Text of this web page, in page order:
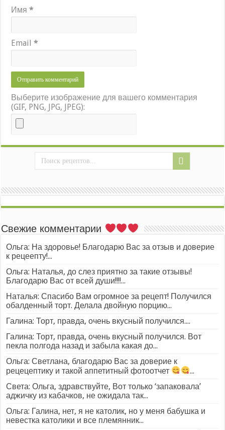
Имя*
Email*
Выберите изображение для вашего комментария
(GIF, PNG, JPG, JPEG):
Свежие комментарии
Ольга: На здоровье! Благодарю Вас за отзыв и доверие
к рецеепту!...
Ольга: Наталья, до слез приятно за такие отзывы!
Благодарю Вас от всей души!!!!...
Наталья: Спасибо Вам огромное за рецепт! Получился
обалденный торт. Делала двойную порцию...
Галина: Торт, правда, очень вкусный получился....
Галина: Торт, правда, очень вкусный получился. Вот
пекла полгода назад и забыла какая до...
Ольга: Светлана, благодарю Вас за доверие к
рецецептику и такой аппетитный фотоотчет
...
Света: Ольга, здравствуйте, Вот только ‘запаковала’
аджичку из кабачков, не ожидала так...
Ольга: Галина, нет, я не католик, но у меня бабушка и
невестка католики и все племянник...